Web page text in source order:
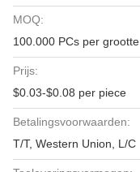
MOQ:
100.000 PCs per grootte
Prijs:
$0.03-$0.08 per piece
Betalingsvoorwaarden:
T/T, Western Union, L/C